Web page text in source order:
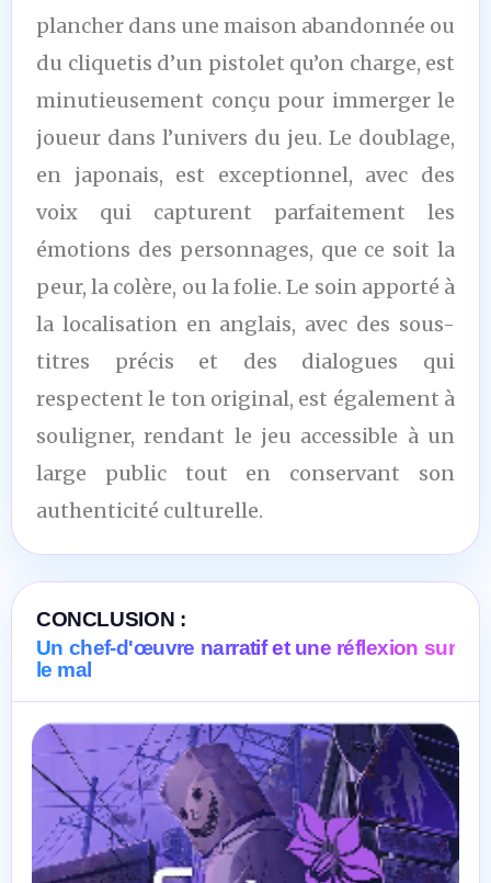
plancher dans une maison abandonnée ou
du cliquetis d’un pistolet qu’on charge, est
minutieusement conçu pour immerger le
joueur dans l’univers du jeu. Le doublage,
en japonais, est exceptionnel, avec des
voix qui capturent parfaitement les
émotions des personnages, que ce soit la
peur, la colère, ou la folie. Le soin apporté à
la localisation en anglais, avec des sous-
titres précis et des dialogues qui
respectent le ton original, est également à
souligner, rendant le jeu accessible à un
large public tout en conservant son
authenticité culturelle.
CONCLUSION :
Un chef-d'œuvre narratif et une réflexion sur
le mal